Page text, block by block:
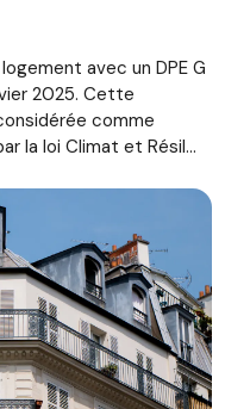
avec un DPE G
2025. Cette
comme
la loi Climat et Résil...